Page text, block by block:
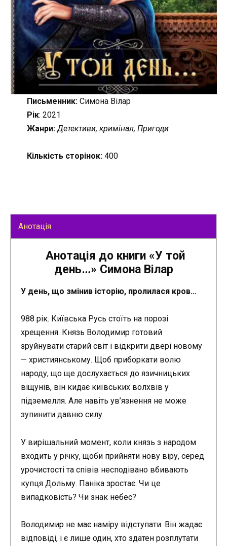
Письменник:Симона Вілар
Рік: 2021
Жанри: Детективи, кримінал, Пригоди
Кількість сторінок:400
Анотація
Анотація до книги «У той
день…» Симона Вілар
У день, що змінив історію, пролилася кров…
988 рік. Київська Русь стоїть на порозі
хрещення. Князь Володимир готовий
зруйнувати старий світ і відкрити двері новому
— християнському. Щоб приборкати волю
народу, що ще дослухається до язичницьких
віщунів, він кидає київських волхвів у
підземелля. Але навіть ув’язнення не може
зупинити давню силу.
У вирішальний момент, коли князь з народом
входить у річку, щоби прийняти нову віру, серед
урочистості та співів несподівано вбивають
купця Дольму. Паніка зростає. Чи це
випадковість? Чи знак небес?
Володимир не має наміру відступати. Він жадає
відповіді, і є лише один, хто здатен розплутати